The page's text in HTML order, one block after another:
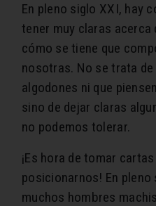
En pleno siglo XXI, hay
tener muy claras acerca
cómo se tiene que
nosotras. No se trata
algodones ni que
sino de dejar claras
no podemos tolerar.
¡Es hora de tomar
posicionarnos! En pleno
muchos hombres